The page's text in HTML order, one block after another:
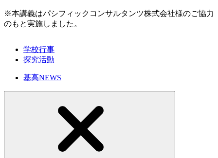
※本講義はパシフィックコンサルタンツ株式会社様のご協力
のもと実施しました。
学校行事
探究活動
基高NEWS